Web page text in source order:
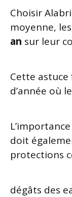
Choisir
moyenne,
an sur leur
Cette
d’année où
doit
protections
dégâts des